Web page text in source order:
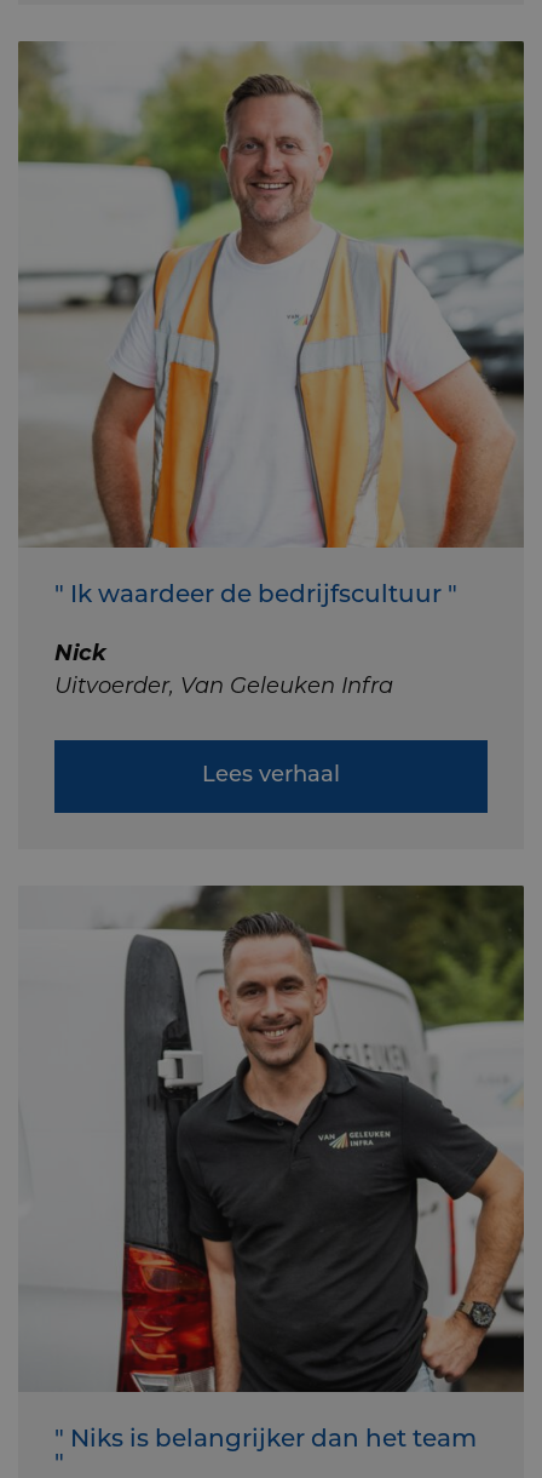
" Ik waardeer de bedrijfscultuur "
Nick
Uitvoerder, Van Geleuken Infra
Lees verhaal
" Niks is belangrijker dan het team
"